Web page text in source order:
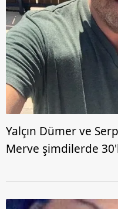
Yalçın Dümer ve
Merve şimdilerde